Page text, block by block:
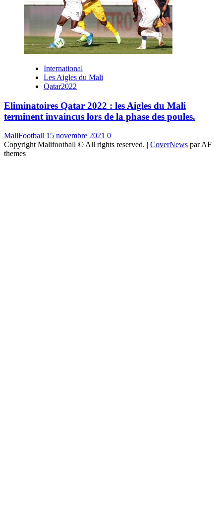
International
Les Aigles du Mali
Qatar2022
Eliminatoires Qatar 2022 : les Aigles du Mali
terminent invaincus lors de la phase des poules.
MaliFootball 15 novembre 2021 0
Copyright Malifootball © All rights reserved. | CoverNews par AF
themes